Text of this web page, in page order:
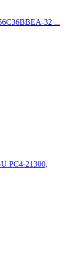
32 ...
PC4-21300,